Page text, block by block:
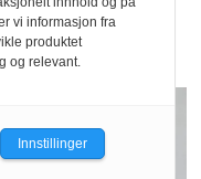
vi informasjon fra
produktet
og relevant.
Innstillinger